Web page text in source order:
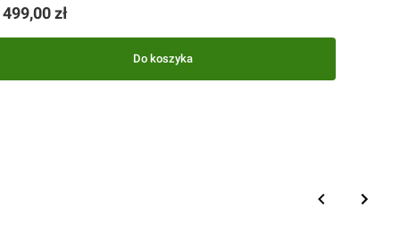
zł
Do koszyka